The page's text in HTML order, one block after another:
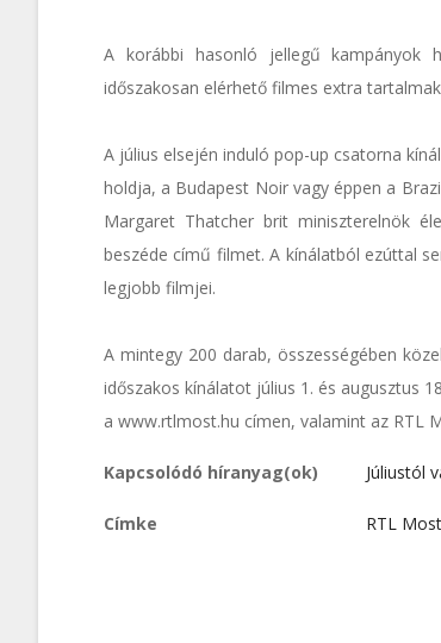
A korábbi hasonló jellegű kampányok
időszakosan elérhető filmes extra
A július elsején induló pop-up csatorna
holdja, a Budapest Noir vagy éppen a
Margaret Thatcher brit miniszterelnök
beszéde című filmet. A kínálatból ezúttal
legjobb filmjei.
A mintegy 200 darab, összességében
időszakos kínálatot július 1. és augusztus
a www.rtlmost.hu címen, valamint az RTL
Kapcsolódó híranyag(ok) Júliustól
Címke RTL